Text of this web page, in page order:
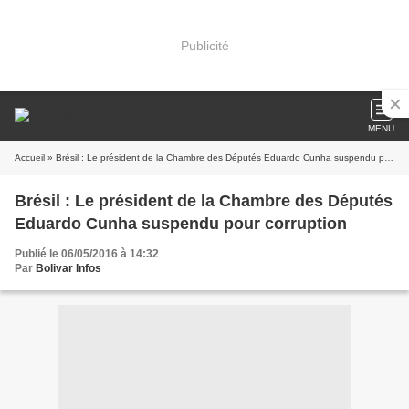
Publicité
MENU
Accueil » Brésil : Le président de la Chambre des Députés Eduardo Cunha suspendu pour corruption
Brésil : Le président de la Chambre des Députés
Eduardo Cunha suspendu pour corruption
Publié le 06/05/2016 à 14:32
Par Bolivar Infos